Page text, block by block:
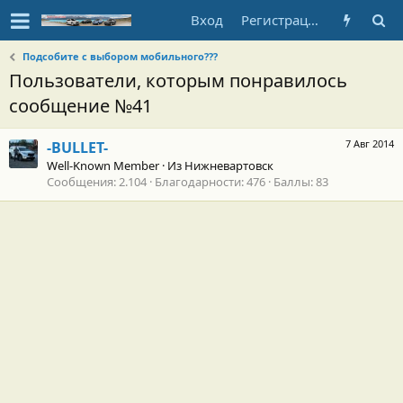
Вход Регистрация
Подсобите с выбором мобильного???
Пользователи, которым понравилось
сообщение №41
7 Авг 2014
-BULLET-
Well-Known Member · Из Нижневартовск
Сообщения 2.104 Благодарности 476 Баллы 83